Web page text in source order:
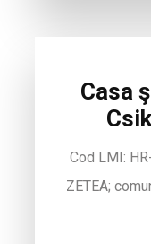
Casa
Cod LMI:
ZETEA;